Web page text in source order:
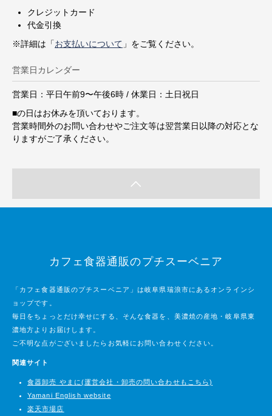
クレジットカード
代金引換
※詳細は「お支払いについて 」をご覧ください。
営業日カレンダー
営業日：平日午前9〜午後6時 / 休業日：土日祝日
■の日はお休みを頂いております。
営業時間外のお問い合わせやご注文等は翌営業日以降の対応とな
りますがご了承ください。
カフェ食器通販のプチスーベニア
「カフェ食器通販のプチスーベニア」は岐阜県瑞浪市にあるオンラインシ
ョップです。
毎日をちょっとだけ幸せにする、そんな食器を、美濃焼の産地・岐阜県東
濃地方よりお届けします。
ご不明な点がございましたらお気軽にお問い合わせください。
関連サイト
食器卸売 やまに(運営会社・卸売の問い合わせもこちら)
Yamani English website
楽天市場店